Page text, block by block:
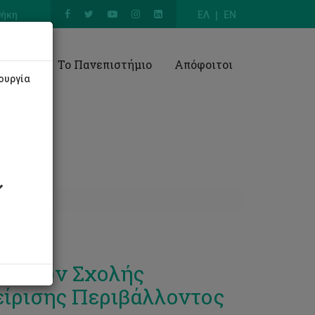
ΕΛ EN
Το Πανεπιστήμιο Απόφοιτοι
Σχολής
Περιβάλλοντος